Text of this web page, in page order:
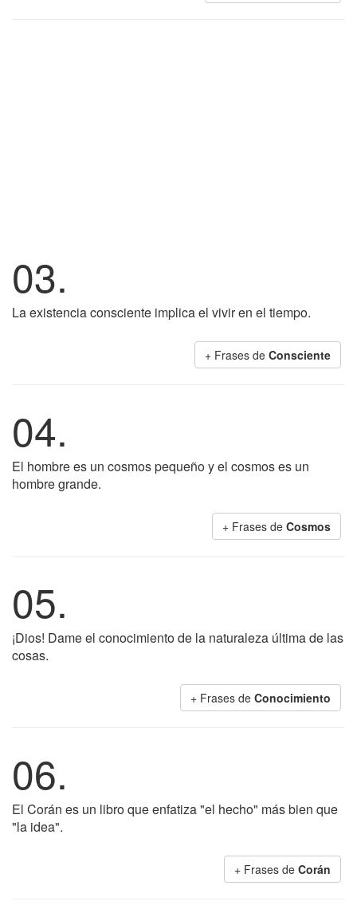
03.
La existencia consciente implica el vivir en el tiempo.
+ Frases de Consciente
04.
El hombre es un cosmos pequeño y el cosmos es un
hombre grande.
+ Frases de Cosmos
05.
¡Dios! Dame el conocimiento de la naturaleza última de las
cosas.
+ Frases de Conocimiento
06.
El Corán es un libro que enfatiza "el hecho" más bien que
"la idea".
+ Frases de Corán